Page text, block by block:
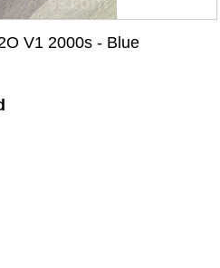
V1 2000s - Blue